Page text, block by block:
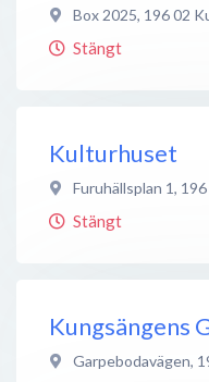
Box 2025, 196 02
Stängt
Kulturhuset
Furuhällsplan 1,
Stängt
Kungsängens
Garpebodavägen,